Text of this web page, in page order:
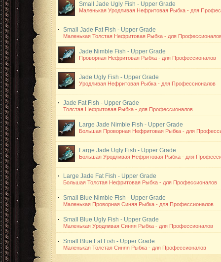
Small Jade Ugly Fish - Upper Grade
Маленькая Уродливая Нефритовая Рыбка - для
Small Jade Fat Fish - Upper Grade
Маленькая Толстая Нефритовая Рыбка - для
Jade Nimble Fish - Upper Grade
Проворная Нефритовая Рыбка - для Профессионалов
Jade Ugly Fish - Upper Grade
Уродливая Нефритовая Рыбка - для Профессионалов
Jade Fat Fish - Upper Grade
Толстая Нефритовая Рыбка - для Профессионалов
Large Jade Nimble Fish - Upper Grade
Большая Проворная Нефритовая Рыбка - для
Large Jade Ugly Fish - Upper Grade
Большая Уродливая Нефритовая Рыбка - для
Large Jade Fat Fish - Upper Grade
Большая Толстая Нефритовая Рыбка - для Профессионалов
Small Blue Nimble Fish - Upper Grade
Маленькая Проворная Синяя Рыбка - для Профессионалов
Small Blue Ugly Fish - Upper Grade
Маленькая Уродливая Синяя Рыбка - для Профессионалов
Small Blue Fat Fish - Upper Grade
Маленькая Толстая Синяя Рыбка - для Профессионалов